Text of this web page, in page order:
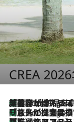
CREA
5 Hours Ago
「荷物が増えるほど旅ストレスは増す」美容ジャーナリストがたどり着いた最終結論。“化粧品を劇的に減らす”感動の凝縮美容とは
5 Hours Ago
「旅先には金髪ウィッグを持参」日本と同じメイク